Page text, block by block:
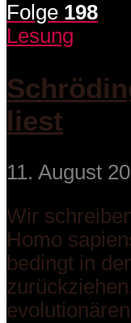
Folge 198
Lesung
liest
11. August
Wir
Homo
bedingt in